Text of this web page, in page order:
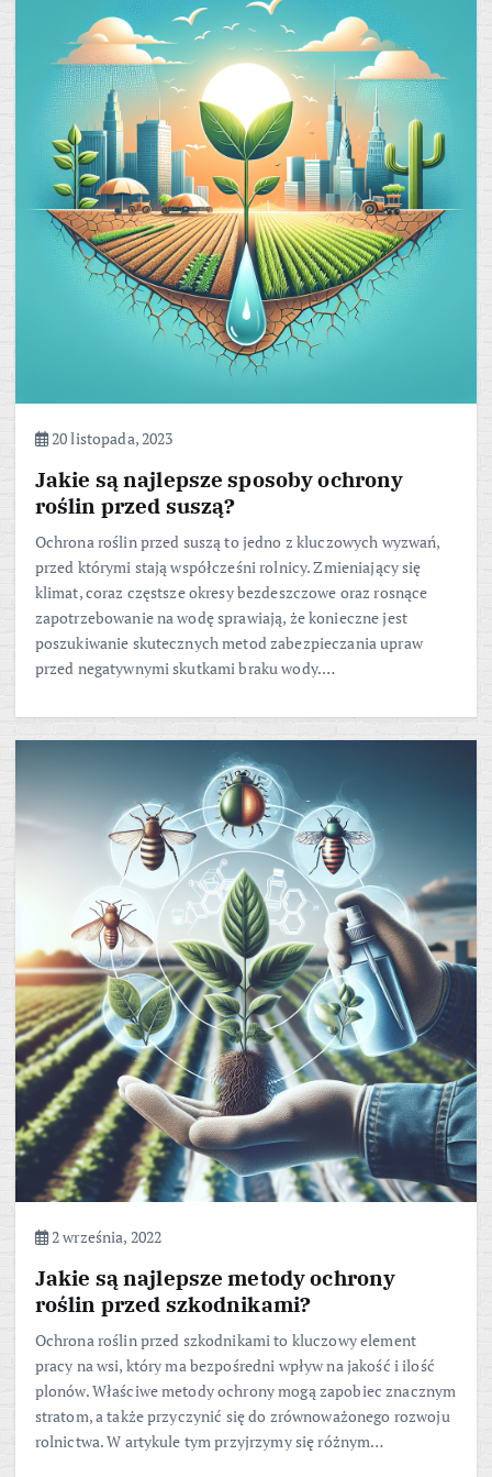
20 listopada, 2023
Jakie są najlepsze sposoby ochrony
roślin przed suszą?
Ochrona roślin przed suszą to jedno z kluczowych wyzwań,
przed którymi stają współcześni rolnicy. Zmieniający się
klimat, coraz częstsze okresy bezdeszczowe oraz rosnące
zapotrzebowanie na wodę sprawiają, że konieczne jest
poszukiwanie skutecznych metod zabezpieczania upraw
przed negatywnymi skutkami braku wody.…
2 września, 2022
Jakie są najlepsze metody ochrony
roślin przed szkodnikami?
Ochrona roślin przed szkodnikami to kluczowy element
pracy na wsi, który ma bezpośredni wpływ na jakość i ilość
plonów. Właściwe metody ochrony mogą zapobiec znacznym
stratom, a także przyczynić się do zrównoważonego rozwoju
rolnictwa. W artykule tym przyjrzymy się różnym…